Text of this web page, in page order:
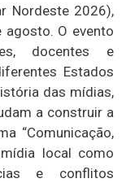
Nordeste 2026),
O evento
docentes e
Estados
das mídias,
a construir a
“Comunicação,
local como
e conflitos